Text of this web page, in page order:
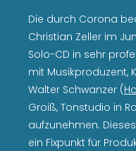
Die durch Corona
Christian Zeller im
Solo-CD in sehr
mit Musikproduzent,
Walter Schwanzer (
Groiß, Tonstudio in
aufzunehmen.
ein Fixpunkt für